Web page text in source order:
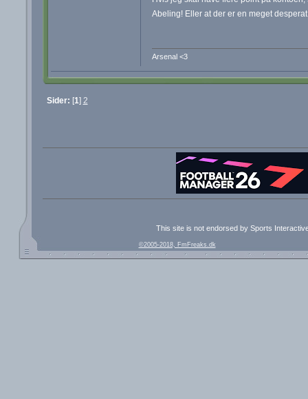
Abeling! Eller at der er en meget
Arsenal <3
Sider: [1] 2
This site is not endorsed by Sports
©2005-2018, FmFreaks.dk